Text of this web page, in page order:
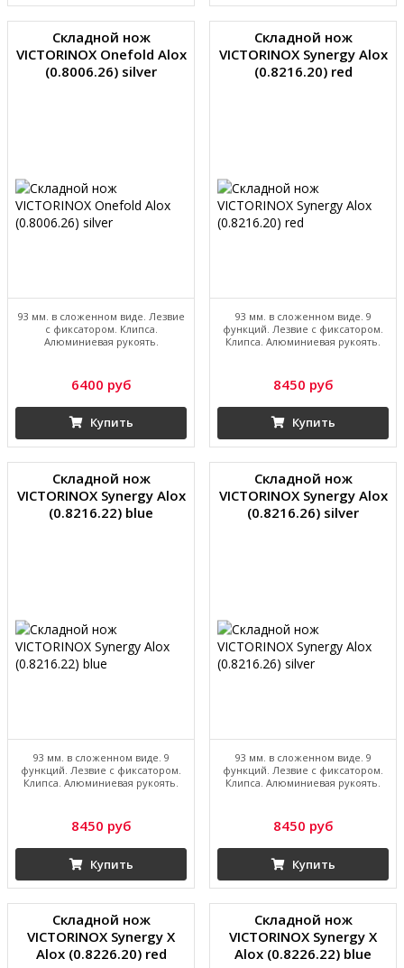
Складной нож
VICTORINOX Onefold Alox
(0.8006.26) silver
93 мм. в сложенном виде. Лезвие
с фиксатором. Клипса.
Алюминиевая рукоять.
6400 руб
Купить
Складной нож
VICTORINOX Synergy Alox
(0.8216.20) red
93 мм. в сложенном виде. 9
функций. Лезвие с фиксатором.
Клипса. Алюминиевая рукоять.
8450 руб
Купить
Складной нож
VICTORINOX Synergy Alox
(0.8216.22) blue
93 мм. в сложенном виде. 9
функций. Лезвие с фиксатором.
Клипса. Алюминиевая рукоять.
8450 руб
Купить
Складной нож
VICTORINOX Synergy Alox
(0.8216.26) silver
93 мм. в сложенном виде. 9
функций. Лезвие с фиксатором.
Клипса. Алюминиевая рукоять.
8450 руб
Купить
Складной нож
VICTORINOX Synergy X
Alox (0.8226.20) red
Складной нож
VICTORINOX Synergy X
Alox (0.8226.22) blue